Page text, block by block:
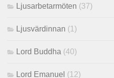
Ljusarbetarmöten (37)
Ljusvärdinnan (1)
Lord Buddha (40)
Lord Emanuel (12)